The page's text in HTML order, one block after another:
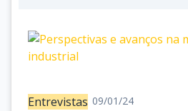
Entrevistas 09/01/24